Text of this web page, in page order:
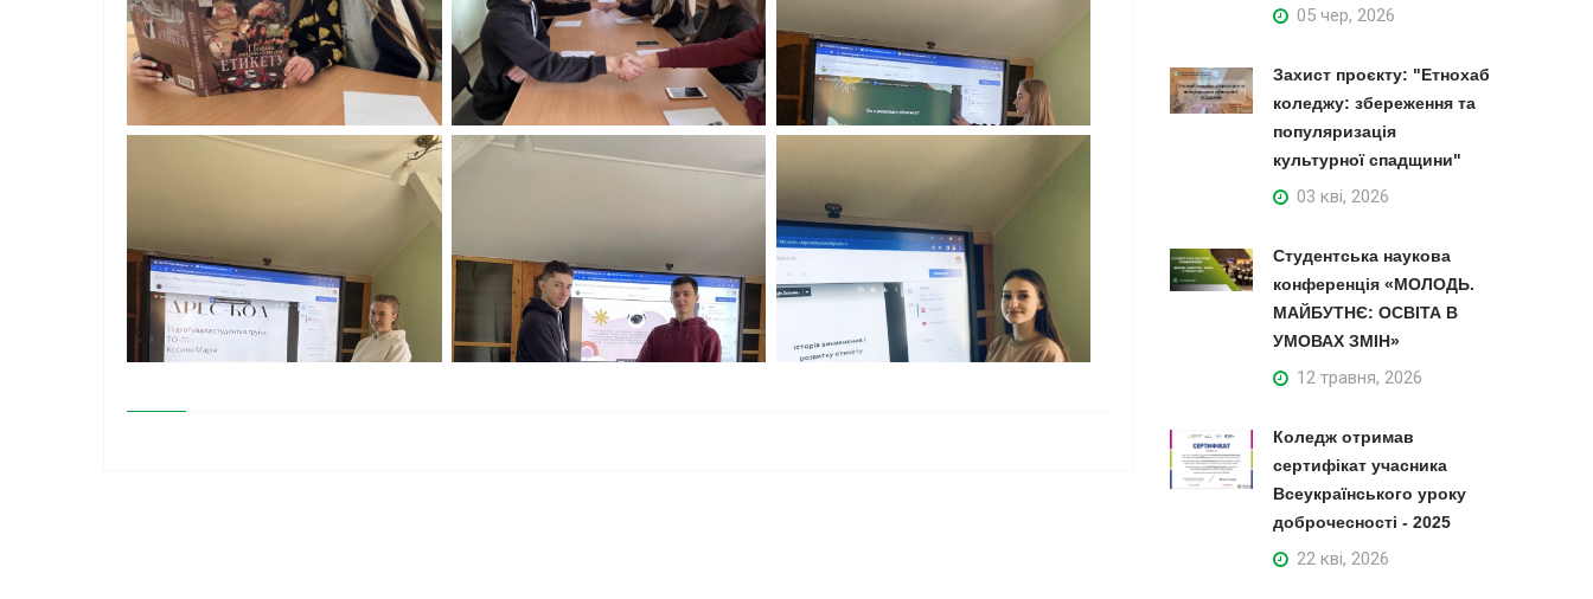
05 чер, 2026
Захист проєкту: "Етнохаб
коледжу: збереження та
популяризація
культурної спадщини"
03 кві, 2026
Студентська наукова
конференція «МОЛОДЬ.
МАЙБУТНЄ: ОСВІТА В
УМОВАХ ЗМІН»
12 травня, 2026
Коледж отримав
сертифікат учасника
Всеукраїнського уроку
доброчесності - 2025
22 кві, 2026